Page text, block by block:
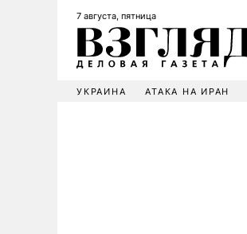
7 августа, пятница
УКРАИНА АТАКА НА ИРАН